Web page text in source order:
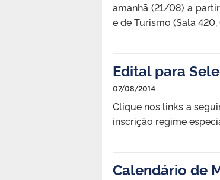
amanhã (21/08) a
e de Turismo (Sala 420,
Edital para
07/08/2014
Clique nos links a
inscrição regime
Calendário de